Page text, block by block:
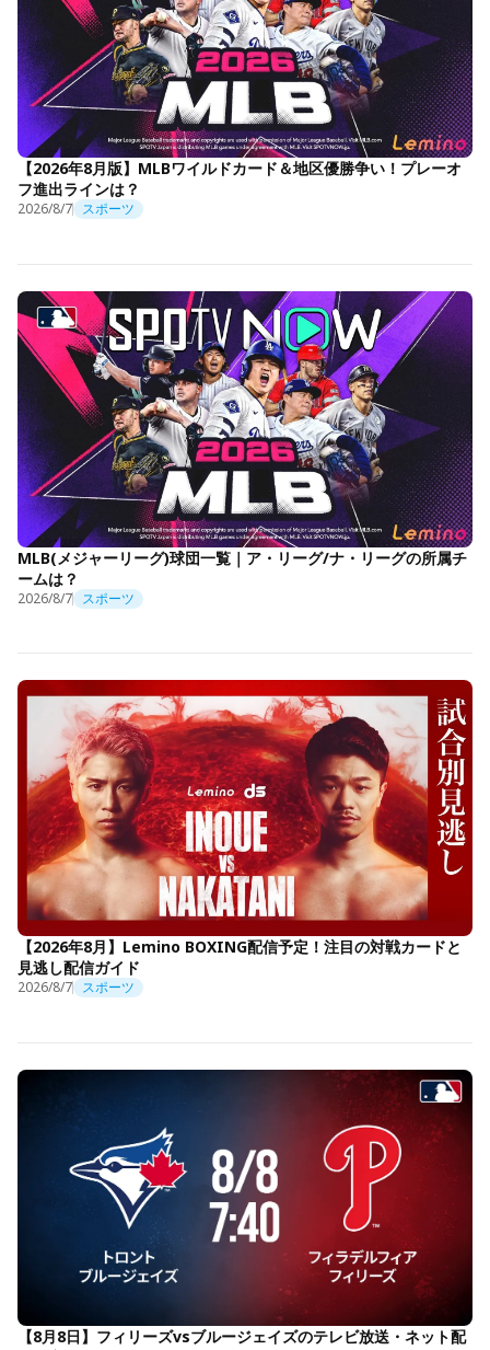
【2026年8月版】MLBワイルドカード＆地区優勝争い！プレーオ
フ進出ラインは？
2026/8/7 スポーツ
MLB(メジャーリーグ)球団一覧｜ア・リーグ/ナ・リーグの所属チ
ームは？
2026/8/7 スポーツ
【2026年8月】Lemino BOXING配信予定！注目の対戦カードと
見逃し配信ガイド
2026/8/7 スポーツ
【8月8日】フィリーズvsブルージェイズのテレビ放送・ネット配